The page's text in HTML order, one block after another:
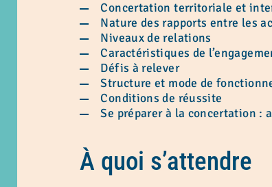
Concertation territoriale et
Nature des rapports entre les
Niveaux de relations
Caractéristiques de
Défis à relever
Structure et mode de
Conditions de réussite
Se préparer à la concertation :
À quoi s’attendre